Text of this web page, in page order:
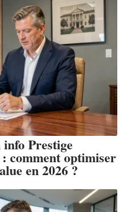
Prestige
comment optimiser
en 2026 ?